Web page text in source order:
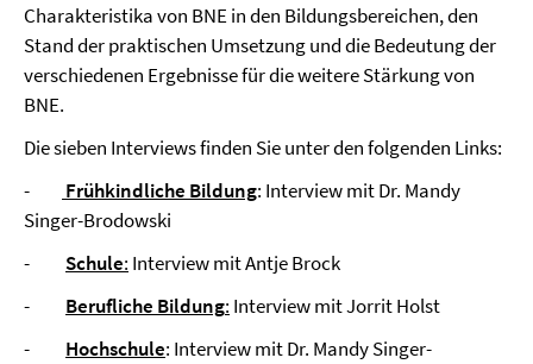
Charakteristika von BNE in den Bildungsbereichen, den
Stand der praktischen Umsetzung und die Bedeutung der
verschiedenen Ergebnisse für die weitere Stärkung von
BNE.
Die sieben Interviews finden Sie unter den folgenden Links:
-
Frühkindliche Bildung: Interview mit Dr. Mandy
Singer-Brodowski
- Schule: Interview mit Antje Brock
- Berufliche Bildung: Interview mit Jorrit Holst
- Hochschule: Interview mit Dr. Mandy Singer-